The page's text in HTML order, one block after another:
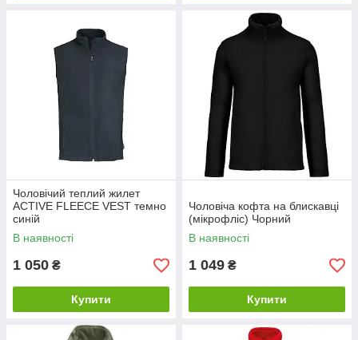
Чоловічий теплий жилет
ACTIVE FLEECE VEST темно
синій
В наявності
1 050 ₴
Купити
Чоловіча кофта на блискавці
(мікрофліс) Чорний
В наявності
1 049 ₴
Купити